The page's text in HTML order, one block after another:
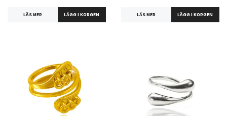
LÄS MER LÄS MER